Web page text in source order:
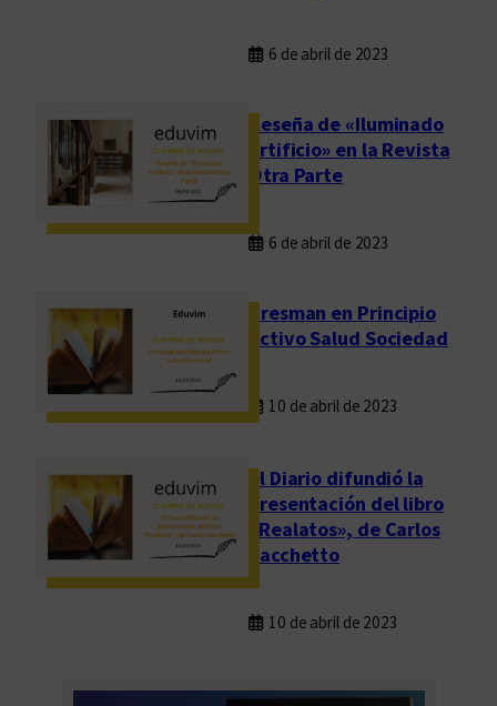
6 de abril de 2023
Reseña de «Iluminado
artificio» en la Revista
Otra Parte
6 de abril de 2023
Presman en Principio
Activo Salud Sociedad
10 de abril de 2023
El Diario difundió la
presentación del libro
«Realatos», de Carlos
Sacchetto
10 de abril de 2023